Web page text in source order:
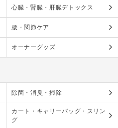
心臓・腎臓・肝臓デトックス
腰・関節ケア
オーナーグッズ
除菌・消臭・掃除
カート・キャリーバッグ・スリン
グ